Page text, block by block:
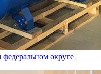
округе